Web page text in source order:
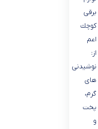
برقى
كوچك
اعم
از:
نوشیدنى
هاى
گرم،
پخت
و